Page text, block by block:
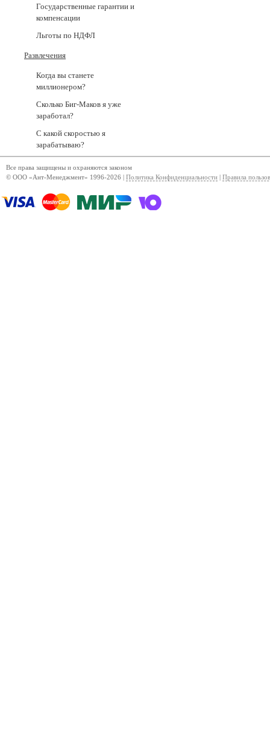
Государственные гарантии и
компенсации
Льготы по НДФЛ
Развлечения
Когда вы станете
миллионером?
Сколько Биг-Маков я уже
заработал?
С какой скоростью я
зарабатываю?
Все права защищены и охраняются законом
© ООО «Ант-Менеджмент» 1996-2026 | Политика Конфиденциальности Правила